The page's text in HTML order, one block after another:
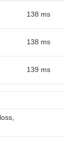
138 ms
138 ms
139 ms